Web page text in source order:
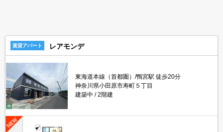
賃貸アパート レアモンデ
東海道本線（首都圏）/鴨宮駅 徒歩20分
神奈川県小田原市寿町５丁目
建築中
2階建